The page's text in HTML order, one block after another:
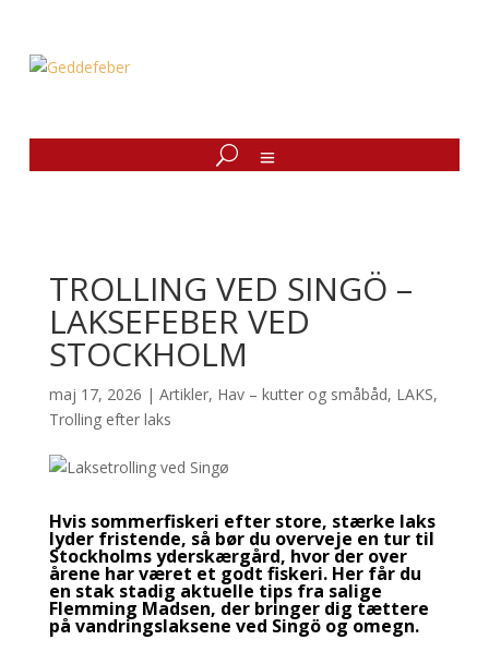
TROLLING VED SINGÖ –
LAKSEFEBER VED
STOCKHOLM
maj 17, 2026 | Artikler, Hav – kutter og småbåd, LAKS,
Trolling efter laks
Hvis sommerfiskeri efter store, stærke laks
lyder fristende, så bør du overveje en tur til
Stockholms yderskærgård, hvor der over
årene har været et godt fiskeri. Her får du
en stak stadig aktuelle tips fra salige
Flemming Madsen, der bringer dig tættere
på vandringslaksene ved Singö og omegn.